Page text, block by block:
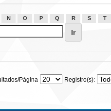
N O P Q R S T
Página Registro(s):